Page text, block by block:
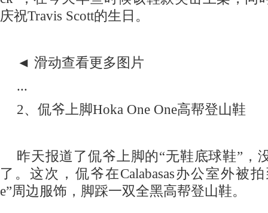
庆祝TravisScott的生日。
◄滑动查看更多图片
...
2、侃爷上脚HokaOneOne高帮登山鞋
昨天报道了侃爷上脚的“无鞋底球鞋”，
了。这次，侃爷在Calabasas办公室外被
e”周边服饰，脚踩一双全黑高帮登山鞋。